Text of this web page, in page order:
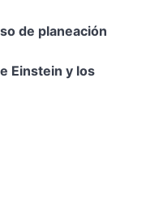
de planeación
Einstein y los